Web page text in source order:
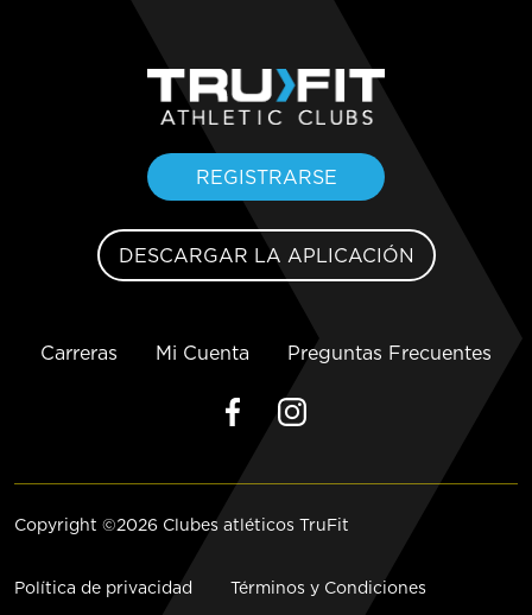
REGISTRARSE
DESCARGAR LA APLICACIÓN
Carreras Mi Cuenta Preguntas Frecuentes
Copyright ©2026 Clubes atléticos TruFit
Política de privacidad Términos y Condiciones